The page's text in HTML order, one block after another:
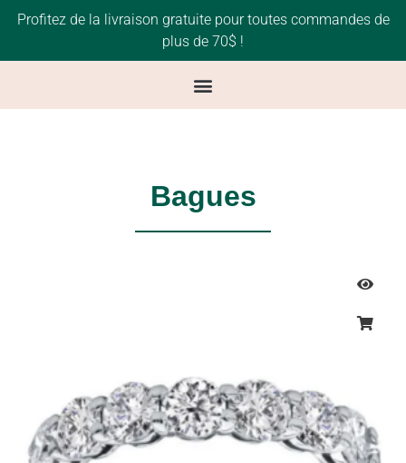
Profitez de la livraison gratuite pour toutes commandes de
plus de 70$ !
Bagues